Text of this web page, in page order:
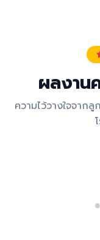
ผลงาน
ความไว้วางใจจาก